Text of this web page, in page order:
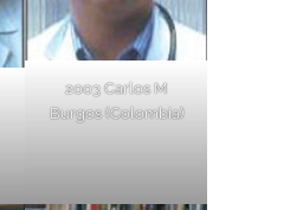
2003 Carlos M
Burgos (Colombia)